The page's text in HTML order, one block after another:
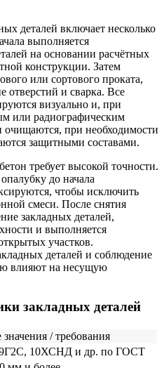
деталей включает несколько
выполняется
на основании расчётных
конструкции. Затем
или сортового проката,
отверстий и сварка. Все
визуально и, при
или радиографическим
очищаются, при необходимости
защитными составами.
требует высокой точности.
до начала
чтобы исключить
смеси. После снятия
закладных деталей,
и выполняется
участков.
деталей и соблюдение
влияют на несущую
закладных деталей
/ требования
10ХСНД и др. по ГОСТ